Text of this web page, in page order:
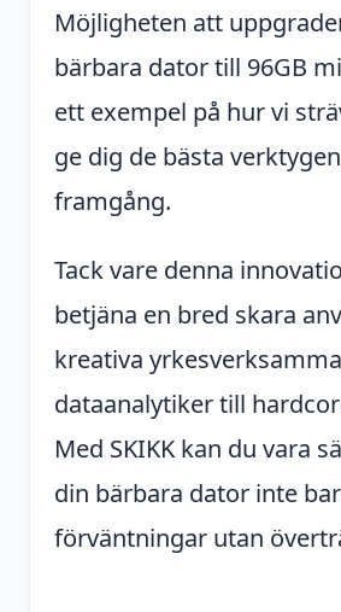
Möjligheten att
bärbara dator till 96GB
ett exempel på hur vi
ge dig de bästa
framgång.
Tack vare denna
betjäna en bred skara
kreativa
dataanalytiker till
Med SKIKK kan du vara
din bärbara dator inte
förväntningar utan